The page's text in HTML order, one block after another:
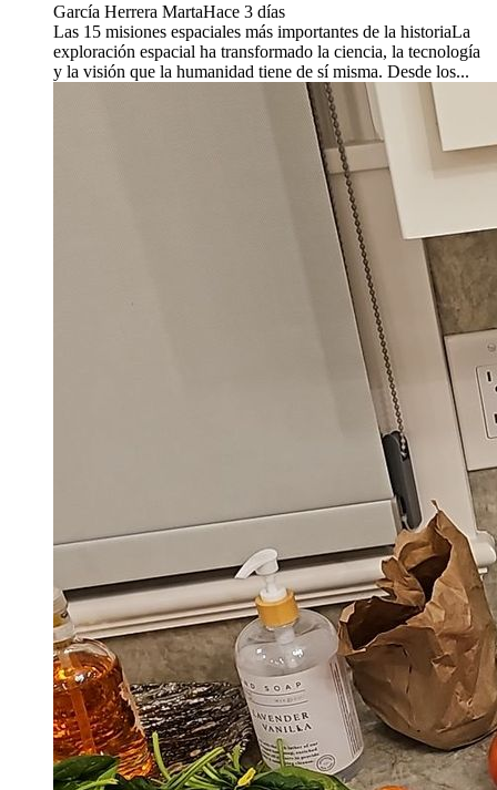
García Herrera MartaHace 3 días
Las 15 misiones espaciales más importantes de la historiaLa
exploración espacial ha transformado la ciencia, la tecnología
y la visión que la humanidad tiene de sí misma. Desde los...